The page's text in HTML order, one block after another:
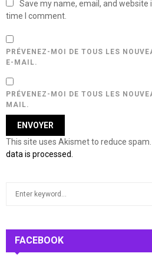
Save my name, email, and
time I comment.
PRÉVENEZ-MOI DE TOUS LES
E-MAIL.
PRÉVENEZ-MOI DE TOUS LES
MAIL.
This site uses Akismet to reduce spam.
data is processed.
h
FACEBOOK